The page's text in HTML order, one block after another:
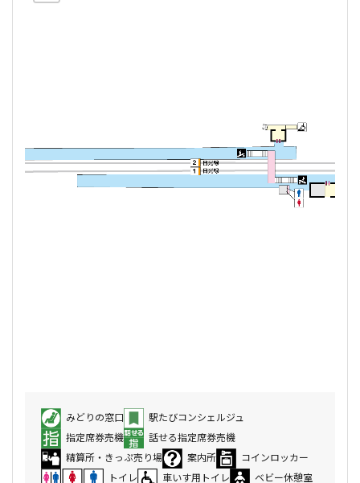
みどりの窓口
駅たびコンシェルジュ
指定席券売機
話せる指定席券売機
精算所・きっぷ売り場
案内所
コインロッカー
トイレ
車いす用トイレ
ベビー休憩室